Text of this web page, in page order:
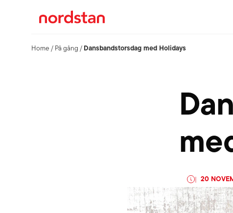
Home / På gång / Dansbandstorsdag med Holidays
| 20